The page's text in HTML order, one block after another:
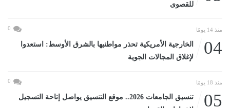
للقصوى
منذ 14 يومًا 0
04
الخارجية الأمريكية تحذر مواطنيها بالشرق الأوسط: استعدوا
لإغلاق المجالات الجوية
منذ 18 يومًا 0
05
تنسيق الجامعات 2026.. موقع التنسيق يواصل إتاحة التسجيل